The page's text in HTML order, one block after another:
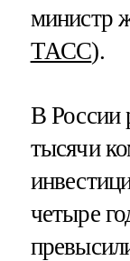
министр
ТАСС).
В России
тысячи
четыре